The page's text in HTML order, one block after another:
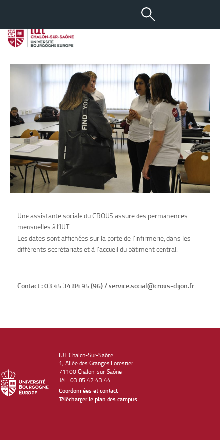
aA - +
08 AVR 2013
Service social
Une assistante sociale du CROUS assure des permanences
mensuelles à l’IUT.
Les dates sont affichées sur la porte de l’infirmerie, dans les
différents secrétariats et à l’accueil du bâtiment central.
Contact : 03 45 34 84 95 (96) / service.social@crous-dijon.fr
IUT Chalon-Sur-Saône
1, Allée des Granges Forestier
71100 Chalon-sur-Saône
Tél : 03 85 42 43 44
Coordonnées et contact
Télécharger le plan des campus